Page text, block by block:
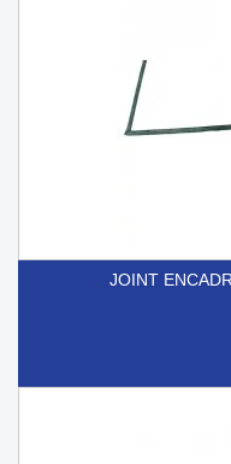
JOINT